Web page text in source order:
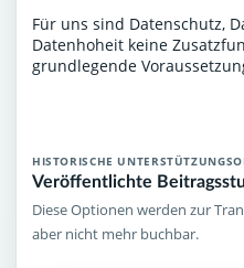
Für uns sind Datenschutz,
Datenhoheit keine
grundlegende
HISTORISCHE
Veröffentlichte
Diese Optionen werden zur
aber nicht mehr buchbar.